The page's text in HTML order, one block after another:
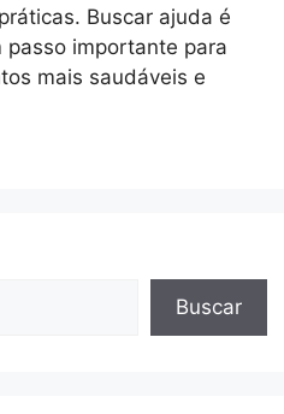
Buscar ajuda é
passo importante para
mais saudáveis e
Buscar